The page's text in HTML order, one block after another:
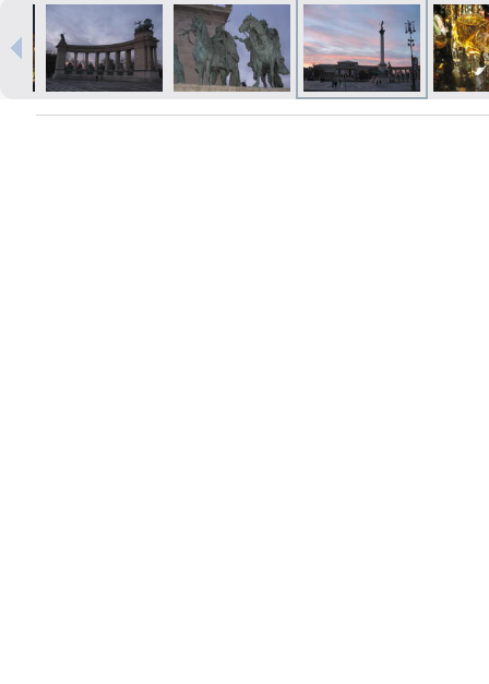
Печать в течение 1 часа в Риге –
закажите онлайн
Различные форматы и виды